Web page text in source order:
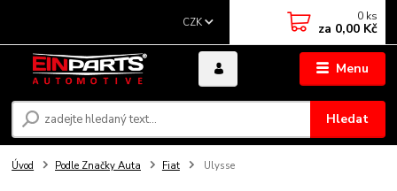
Menu
CZK
Hledat
0 ks
za 0,00 Kč
Úvod Podle Značky Auta Fiat Ulysse